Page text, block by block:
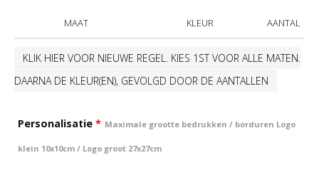
MAAT KLEUR AANTAL
KLIK HIER VOOR NIEUWE REGEL. KIES 1ST VOOR ALLE MATEN.
DAARNA DE KLEUR(EN), GEVOLGD DOOR DE AANTALLEN
Personalisatie * Maximale grootte bedrukken / borduren Logo
klein 10x10cm / Logo groot 27x27cm